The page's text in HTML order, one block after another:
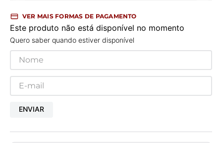
VER MAIS FORMAS DE PAGAMENTO
Este produto não está disponível no momento
Quero saber quando estiver disponível
ENVIAR